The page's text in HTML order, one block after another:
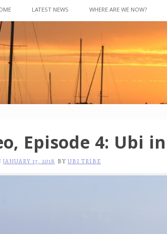
LATEST NEWS WHERE ARE WE NOW?
Episode 4: Ubi
JANUARY 17, 2018 BY UBI TRIBE